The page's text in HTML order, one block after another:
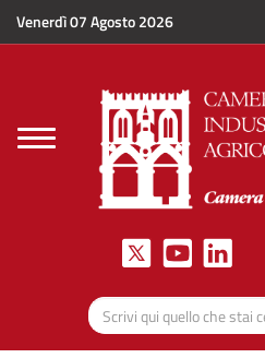
Salta al contenuto principale
Venerdì 07 Agosto 2026
Toggle
navigation
Scrivi